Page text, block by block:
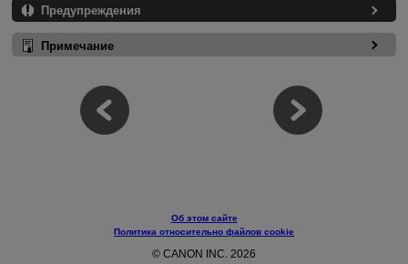
Предупреждения
Примечание
Об этом сайте
Политика относительно файлов cookie
© CANON INC. 2026